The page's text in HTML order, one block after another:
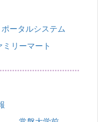
ータルシステム
リーマート